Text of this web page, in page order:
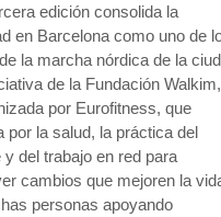
edición consolida la
en Barcelona como uno de
la marcha nórdica de la
de la Fundación Walkim,
por Eurofitness, que
por la salud, la práctica del
y del trabajo en red para
cambios que mejoren la
personas apoyando